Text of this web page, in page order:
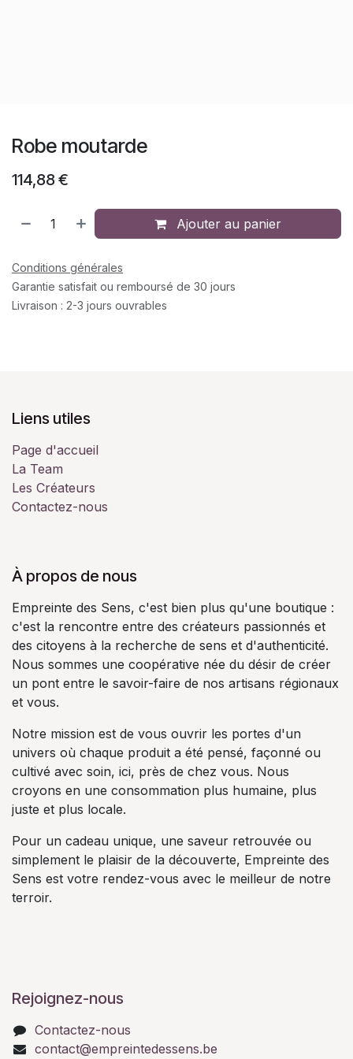
Robe moutarde
114,88€
Ajouter au panier
Conditions générales
Garantie satisfait ou remboursé de 30 jours
Livraison : 2-3 jours ouvrables
Liens utiles
Page d'accueil
La Team
Les Créateurs
Contactez-nous
À propos de nous
Empreinte des Sens, c'est bien plus qu'une boutique :
c'est la rencontre entre des créateurs passionnés et
des citoyens à la recherche de sens et d'authenticité.
Nous sommes une coopérative née du désir de créer
un pont entre le savoir-faire de nos artisans régionaux
et vous.
Notre mission est de vous ouvrir les portes d'un
univers où chaque produit a été pensé, façonné ou
cultivé avec soin, ici, près de chez vous. Nous
croyons en une consommation plus humaine, plus
juste et plus locale.
Pour un cadeau unique, une saveur retrouvée ou
simplement le plaisir de la découverte, Empreinte des
Sens est votre rendez-vous avec le meilleur de notre
terroir.
Rejoignez-nous
Contactez-nous
contact@empreintedessens.be